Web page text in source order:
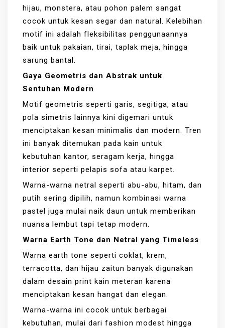
hijau, monstera, atau pohon palem sangat
cocok untuk kesan segar dan natural. Kelebihan
motif ini adalah fleksibilitas penggunaannya
baik untuk pakaian, tirai, taplak meja, hingga
sarung bantal.
Gaya Geometris dan Abstrak untuk
Sentuhan Modern
Motif geometris seperti garis, segitiga, atau
pola simetris lainnya kini digemari untuk
menciptakan kesan minimalis dan modern. Tren
ini banyak ditemukan pada kain untuk
kebutuhan kantor, seragam kerja, hingga
interior seperti pelapis sofa atau karpet.
Warna-warna netral seperti abu-abu, hitam, dan
putih sering dipilih, namun kombinasi warna
pastel juga mulai naik daun untuk memberikan
nuansa lembut tapi tetap modern.
Warna Earth Tone dan Netral yang Timeless
Warna earth tone seperti coklat, krem,
terracotta, dan hijau zaitun banyak digunakan
dalam desain print kain meteran karena
menciptakan kesan hangat dan elegan.
Warna-warna ini cocok untuk berbagai
kebutuhan, mulai dari fashion modest hingga